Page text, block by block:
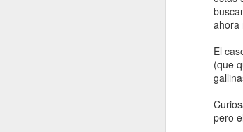
ahora
El
(que
pero
Phortse
Namche
Este pueblo es la mar
tranquilo. Me
Además, como la
tiene un pequeño